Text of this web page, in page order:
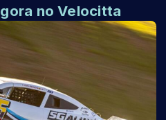
no Velocitta